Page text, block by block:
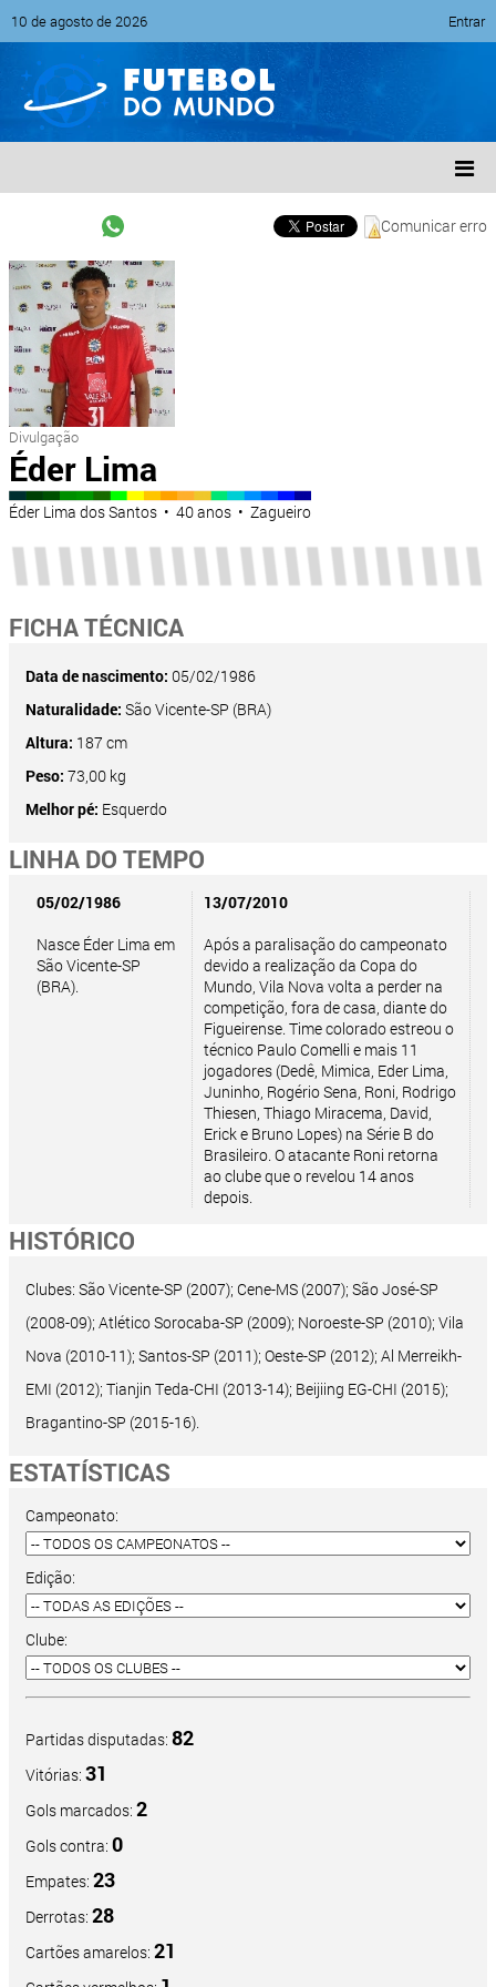
10 de agosto de 2026 Entrar
Comunicar erro
Divulgação
Éder Lima
Éder Lima dos Santos • 40 anos • Zagueiro
FICHA TÉCNICA
Data de nascimento: 05/02/1986
Naturalidade: São Vicente-SP (BRA)
Altura: 187 cm
Peso: 73,00 kg
Melhor pé: Esquerdo
LINHA DO TEMPO
05/02/1986
Nasce Éder Lima em
São Vicente-SP
(BRA).
13/07/2010
Após a paralisação do campeonato
devido a realização da Copa do
Mundo, Vila Nova volta a perder na
competição, fora de casa, diante do
Figueirense. Time colorado estreou o
técnico Paulo Comelli e mais 11
jogadores (Dedê, Mimica, Eder Lima,
Juninho, Rogério Sena, Roni, Rodrigo
Thiesen, Thiago Miracema, David,
Erick e Bruno Lopes) na Série B do
Brasileiro. O atacante Roni retorna
ao clube que o revelou 14 anos
depois.
HISTÓRICO
Clubes: São Vicente-SP (2007); Cene-MS (2007); São José-SP
(2008-09); Atlético Sorocaba-SP (2009); Noroeste-SP (2010); Vila
Nova (2010-11); Santos-SP (2011); Oeste-SP (2012); Al Merreikh-
EMI (2012); Tianjin Teda-CHI (2013-14); Beijiing EG-CHI (2015);
Bragantino-SP (2015-16).
ESTATÍSTICAS
Campeonato:
Edição:
Clube:
Partidas disputadas: 82
Vitórias: 31
Gols marcados: 2
Gols contra: 0
Empates: 23
Derrotas: 28
Cartões amarelos: 21